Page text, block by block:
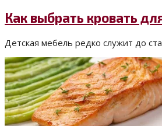
Как выбрать кровать
Детская мебель редко служит до